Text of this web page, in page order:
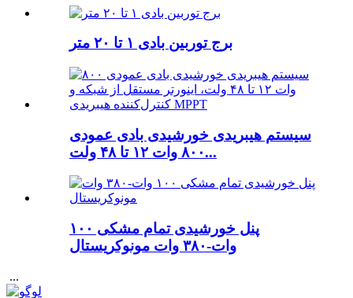
برج توربین بادی ۱ تا ۲۰ متر
سیستم هیبریدی خورشیدی بادی عمودی
۸۰۰ وات ۱۲ تا ۴۸ ولت...
پنل خورشیدی تمام مشکی ۱۰۰
وات-۳۸۰ وات مونوکریستال
‎‏‎ ...